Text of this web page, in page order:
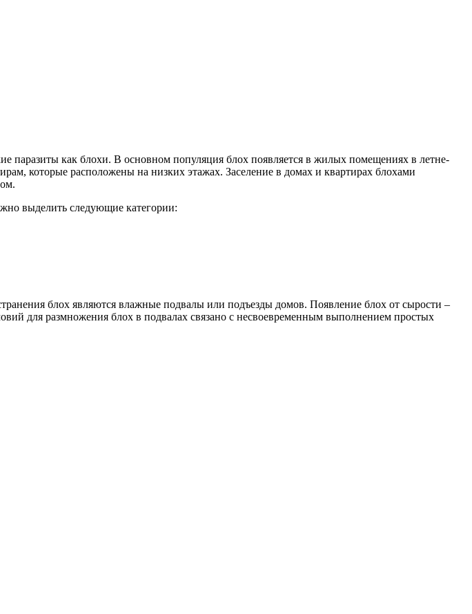
паразиты как блохи. В основном популяция блох появляется в жилых помещениях в летне-
которые расположены на низких этажах. Заселение в домах и квартирах блохами
выделить следующие категории:
блох являются влажные подвалы или подъезды домов. Появление блох от сырости –
для размножения блох в подвалах связано с несвоевременным выполнением простых